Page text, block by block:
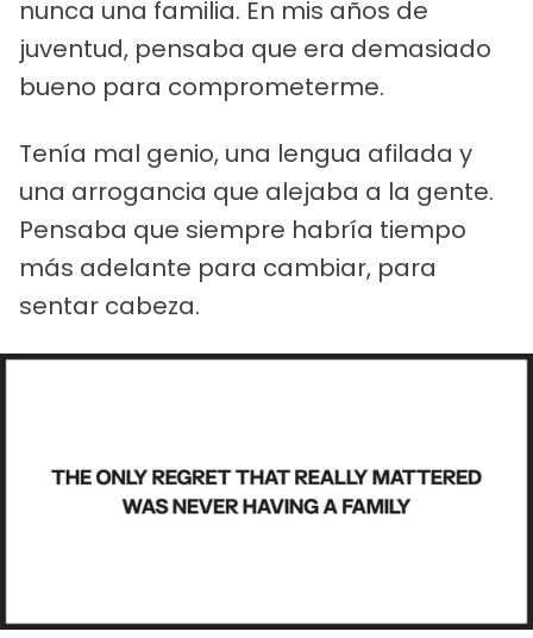
nunca una familia. En mis años de
juventud, pensaba que era demasiado
bueno para comprometerme.
Tenía mal genio, una lengua afilada y
una arrogancia que alejaba a la gente.
Pensaba que siempre habría tiempo
más adelante para cambiar, para
sentar cabeza.